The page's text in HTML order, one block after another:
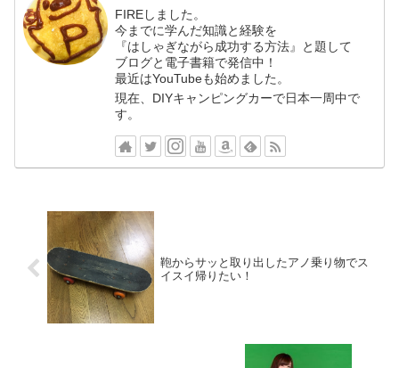
FIREしました。
今までに学んだ知識と経験を
『はしゃぎながら成功する方法』と題して
ブログと電子書籍で発信中！
最近はYouTubeも始めました。
現在、DIYキャンピングカーで日本一周中で
す。
鞄からサッと取り出したアノ乗り物でス
イスイ帰りたい！